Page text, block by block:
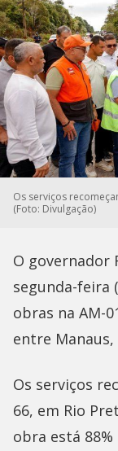
Os serviços
(Foto: Divulgação)
O governador
segunda-feira
obras na AM-
entre
​Os serviços
66, em Rio
obra está